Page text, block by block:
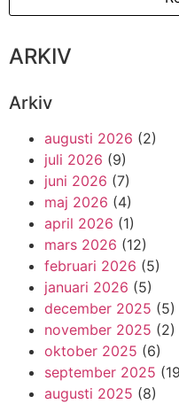
ARKIV
Arkiv
augusti 2026 (2)
juli 2026 (9)
juni 2026 (7)
maj 2026 (4)
april 2026 (1)
mars 2026 (12)
februari 2026 (5)
januari 2026 (5)
december 2025 (5)
november 2025 (2)
oktober 2025 (6)
september 2025
augusti 2025 (8)